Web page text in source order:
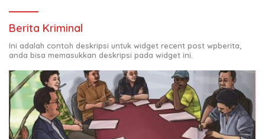
Berita Kriminal
Ini adalah contoh deskripsi untuk widget recent post wpberita,
anda bisa memasukkan deskripsi pada widget ini.